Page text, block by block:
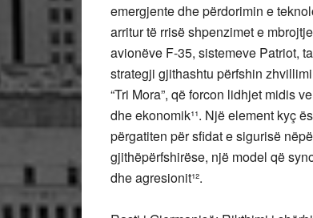
emergjente dhe përdorimin e
arritur të rrisë shpenzimet e
avionëve F-35, sistemeve Patriot,
strategji gjithashtu përfshin
“Tri Mora”, që forcon lidhjet midis
dhe ekonomik¹¹. Një element kyç
përgatiten për sfidat e sigurisë
gjithëpërfshirëse, një model që
dhe agresionit¹².